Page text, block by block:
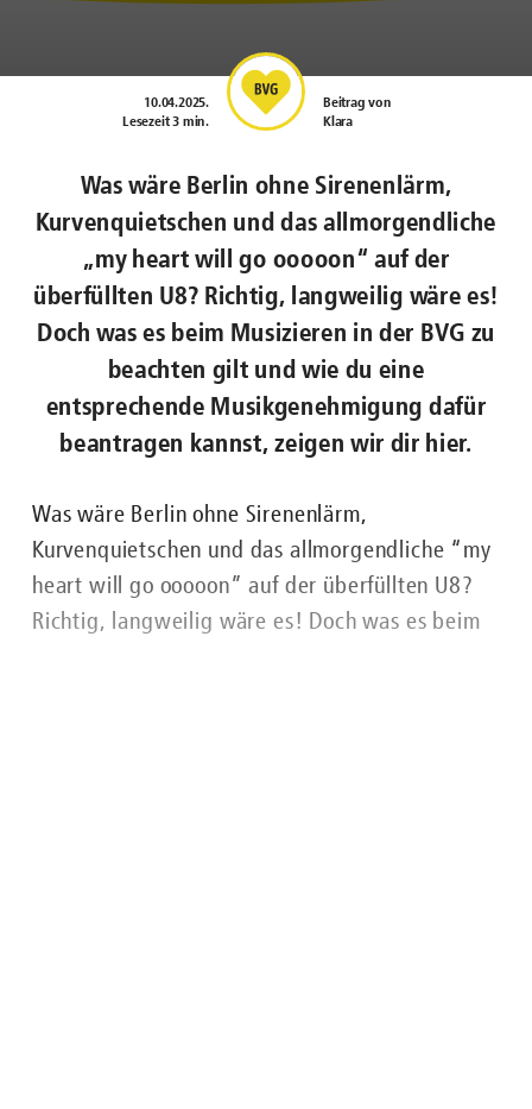
10.04.2025.
Lesezeit 3 min.
Beitrag von
Klara
Was wäre Berlin ohne Sirenenlärm,
Kurvenquietschen und das allmorgendliche
„my heart will go ooooon“ auf der
überfüllten U8? Richtig, langweilig wäre es!
Doch was es beim Musizieren in der BVG zu
beachten gilt und wie du eine
entsprechende Musikgenehmigung dafür
beantragen kannst, zeigen wir dir hier.
Was wäre Berlin ohne Sirenenlärm,
Kurvenquietschen und das allmorgendliche “my
heart will go ooooon” auf der überfüllten U8?
Richtig, langweilig wäre es! Doch was es beim
Nachgefragt zu ...
ENGLISH U-BAHN